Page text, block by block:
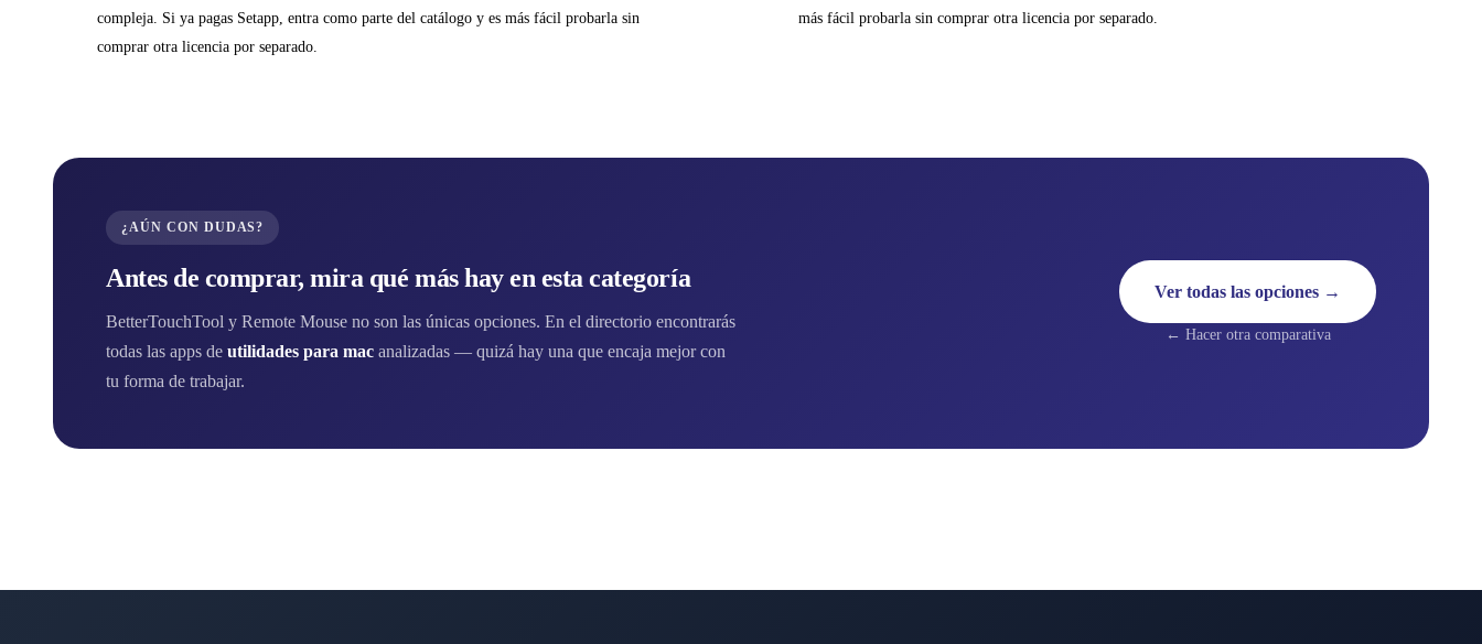
compleja. Si ya pagas Setapp, entra como parte del catálogo y es más fácil probarla sin
comprar otra licencia por separado.
más fácil probarla sin comprar otra licencia por separado.
¿AÚN CON DUDAS?
Antes de comprar, mira qué más hay en esta categoría
BetterTouchTool y Remote Mouse no son las únicas opciones. En el directorio encontrarás
todas las apps de utilidades para mac analizadas — quizá hay una que encaja mejor con
tu forma de trabajar.
Ver todas las opciones →
← Hacer otra comparativa